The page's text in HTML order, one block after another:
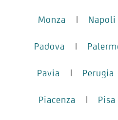
Monza | Napoli
Padova |
Pavia | Perugia
Piacenza | Pisa